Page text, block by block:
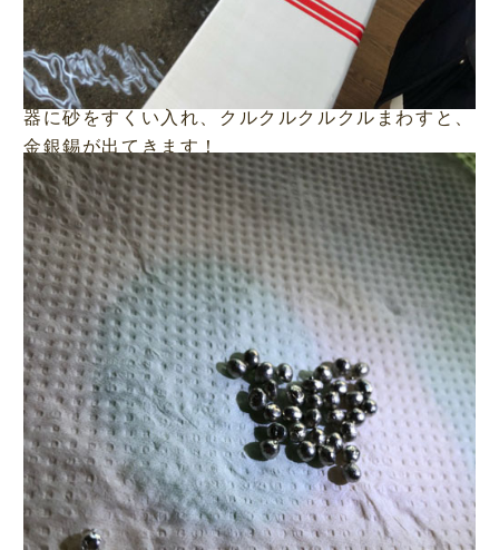
器に砂をすくい入れ、クルクルクルクルまわすと、
金銀錫が出てきます！